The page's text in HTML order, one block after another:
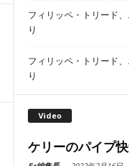
フィリッペ・トリード、
り
フィリッペ・トリード、
り
Video
ケリーのパイプ